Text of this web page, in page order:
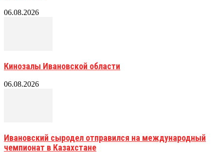
06.08.2026
Кинозалы Ивановской области
06.08.2026
Ивановский сыродел отправился на международный
чемпионат в Казахстане